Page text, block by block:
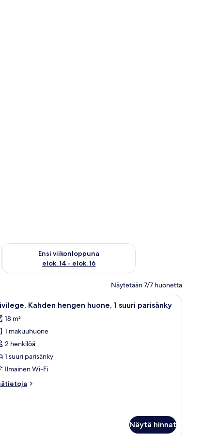
7 - elok. 9
Ensi viikonloppuna
elok. 14 - elok. 16
Tarkista ensi viikonlopun saatavuus elok. 14 - elok. 16
Näytetään 7/7 huonetta
asennettu televisio, lamppu ja koristeellinen seinäpaneeli.
Hotellihuone, jossa on suuri sänky, sohva,
10 Kahden hengen huone, 1 suuri parisänky
18 m²
1 makuuhuone
2 henkilöä
1 suuri parisänky
Ilmainen Wi-Fi
Näytä hinnat